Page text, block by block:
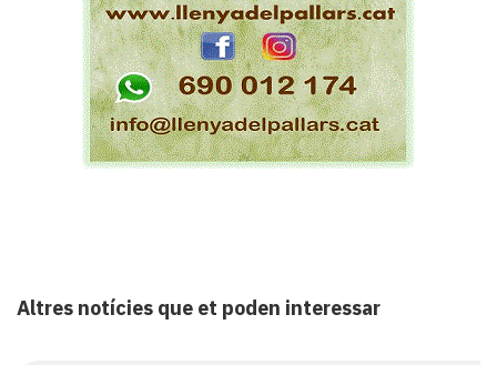
Altres notícies que et poden interessar